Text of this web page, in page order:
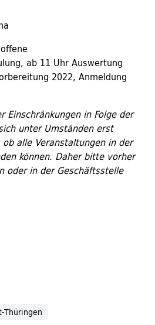
ab 11 Uhr Auswertung
2022, Anmeldung
Einschränkungen in Folge der
unter Umständen erst
alle Veranstaltungen in der
können. Daher bitte vorher
oder in der Geschäftsstelle
Thüringen